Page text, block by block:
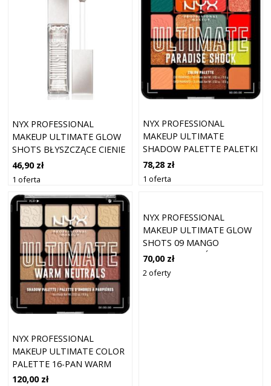
NYX PROFESSIONAL
MAKEUP ULTIMATE GLOW
SHOTS BŁYSZCZĄCE CIENIE
DO POWIEK W PŁYNIE
ODCIEŃ 03 COME THRU
46,90 zł
1 oferta
NYX PROFESSIONAL
MAKEUP ULTIMATE
SHADOW PALETTE PALETKI
CIENI I ZESTAWY
KOSMETYKÓW 0,8 G
78,28 zł
1 oferta
NYX PROFESSIONAL
MAKEUP ULTIMATE COLOR
PALETTE 16-PAN WARM
NEUTRALS 05W
120,00 zł
NYX PROFESSIONAL
MAKEUP ULTIMATE GLOW
SHOTS 09 MANGO
MOMENT - CIEŃ DO
70,00 zł
2 oferty